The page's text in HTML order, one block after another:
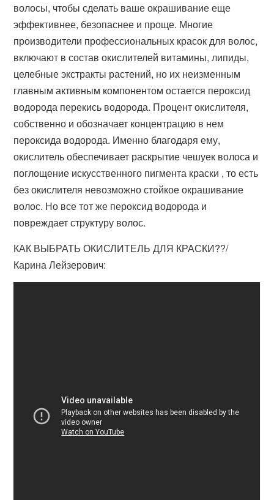
волосы, чтобы сделать ваше окрашивание еще
эффективнее, безопаснее и проще. Многие
производители профессиональных красок для волос,
включают в состав окислителей витамины, липиды,
целебные экстракты растений, но их неизменным
главным активным компонентом остается пероксид
водорода перекись водорода. Процент окислителя,
собственно и обозначает концентрацию в нем
пероксида водорода. Именно благодаря ему,
окислитель обеспечивает раскрытие чешуек волоса и
поглощение искусственного пигмента краски , то есть
без окислителя невозможно стойкое окрашивание
волос. Но все тот же пероксид водорода и
повреждает структуру волос.
КАК ВЫБРАТЬ ОКИСЛИТЕЛЬ ДЛЯ КРАСКИ??/
Карина Лейзерович: